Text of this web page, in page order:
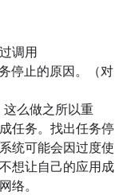
调用
停止的原因。（对
这么做之所以重
任务。找出任务停
统可能会因过度使
想让自己的应用成
络。